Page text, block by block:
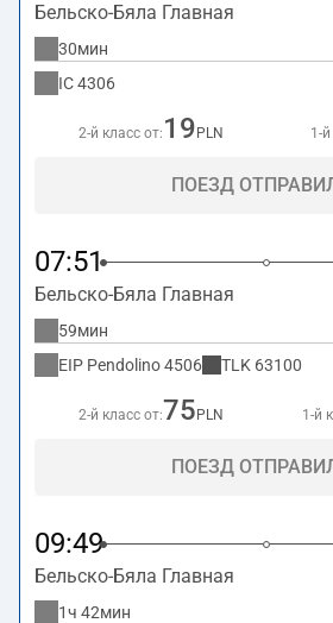
Oswiecim, Poland.
Бельско-Бяла Главная
30мин
IC4306
2-й класс от: 19 PLN 1-
ПОЕЗД
07:51
Бельско-Бяла Главная
59мин
EIP Pendolino4506 TLK 63100
2-й класс от:75 PLN 1-й
ПОЕЗД
09:49
Бельско-Бяла Главная
1ч 42мин